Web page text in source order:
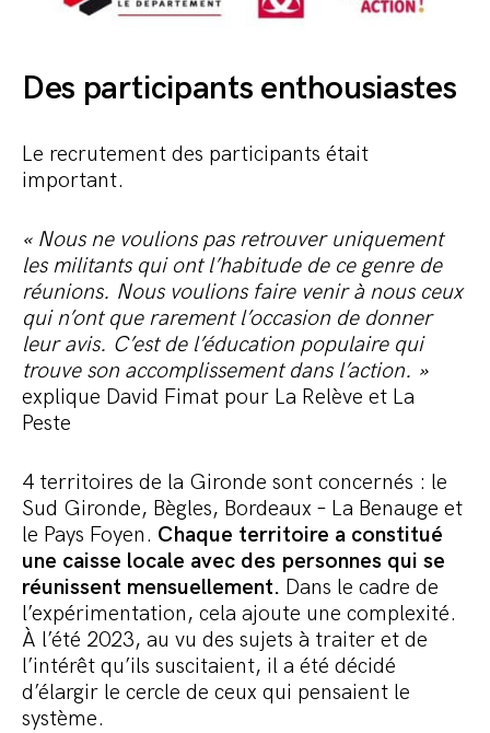
Des participants enthousiastes
Le recrutement des participants était
important.
« Nous ne voulions pas retrouver uniquement
les militants qui ont l’habitude de ce genre de
réunions. Nous voulions faire venir à nous ceux
qui n’ont que rarement l’occasion de donner
leur avis. C’est de l’éducation populaire qui
trouve son accomplissement dans l’action. »
explique David Fimat pour La Relève et La
Peste
4 territoires de la Gironde sont concernés : le
Sud Gironde, Bègles, Bordeaux – La Benauge et
le Pays Foyen. Chaque territoire a constitué
une caisse locale avec des personnes qui se
réunissent mensuellement. Dans le cadre de
l’expérimentation, cela ajoute une complexité.
À l’été 2023, au vu des sujets à traiter et de
l’intérêt qu’ils suscitaient, il a été décidé
d’élargir le cercle de ceux qui pensaient le
système.